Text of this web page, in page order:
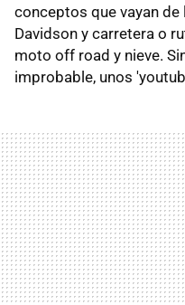
conceptos que vayan
Davidson y carretera o
moto off road y nieve.
improbable, unos